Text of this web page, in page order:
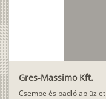
Gres-Massimo Kft.
Csempe és padlólap üzlet